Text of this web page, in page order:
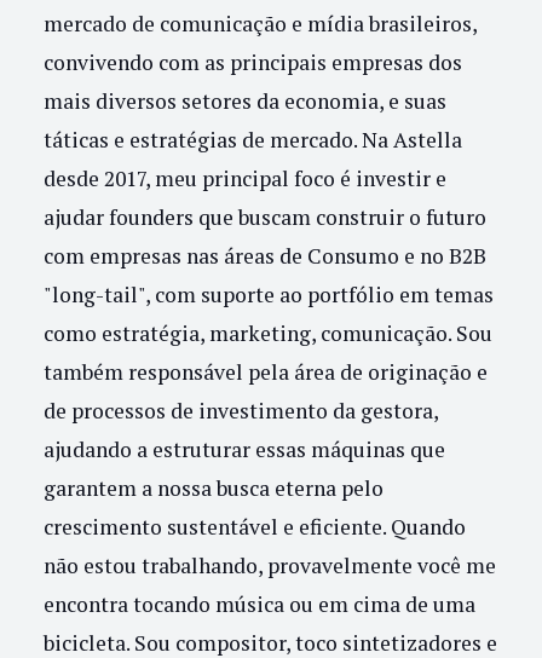
mercado de comunicação e mídia brasileiros,
convivendo com as principais empresas dos
mais diversos setores da economia, e suas
táticas e estratégias de mercado. Na Astella
desde 2017, meu principal foco é investir e
ajudar founders que buscam construir o futuro
com empresas nas áreas de Consumo e no B2B
"long-tail", com suporte ao portfólio em temas
como estratégia, marketing, comunicação. Sou
também responsável pela área de originação e
de processos de investimento da gestora,
ajudando a estruturar essas máquinas que
garantem a nossa busca eterna pelo
crescimento sustentável e eficiente. Quando
não estou trabalhando, provavelmente você me
encontra tocando música ou em cima de uma
bicicleta. Sou compositor, toco sintetizadores e